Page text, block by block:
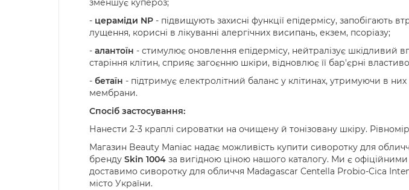
зменшує купероз;
- цераміди NP - підвищують захисні функції епідермісу, запобігають
лущення, корисні в лікуванні алергічних висипань, екзем, псоріазу;
- алантоїн - стимулює оновлення епідермісу, нейтралізує шкідливий
старіння клітин, сприяє загоєнню шкіри, відновлює її бар'єрні
- бетаїн - підтримує електролітний баланс у клітинах, утримуючи в
мембрани.
Спосіб застосування:
Нанести 2-3 краплі сироватки на очищену й тонізовану шкіру.
Магазин Beauty Maniac надає можливість купити сиворотку для
бренду Skin 1004 за вигідною ціною нашого каталогу. Ми є
доставимо сиворотку для обличчя Madagascar Centella Probio-Cica
місто України.